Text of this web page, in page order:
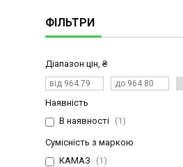
ФІЛЬТРИ
Діапазон цін, ₴
Наявність
В наявності
1
Сумісність з маркою
КАМАЗ
1